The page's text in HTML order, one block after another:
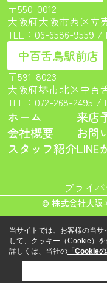
〒550-0012
大阪府大阪市西区立
TEL： 06-6586-9559 /
中百舌鳥駅前店
〒591-8023
大阪府堺市北区中百
TEL： 072-268-2495 /
ホーム
会社概要
スタッフ紹介
来店
お問
LINE
プライ
© 株式会社大阪
当サイトでは、お客様の当
して、クッキー（Cookie）を
詳しくは、当社の 「Cookie